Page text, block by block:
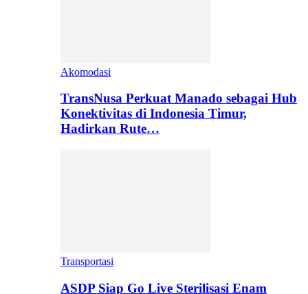
Akomodasi
TransNusa Perkuat Manado sebagai Hub
Konektivitas di Indonesia Timur,
Hadirkan Rute…
Transportasi
ASDP Siap Go Live Sterilisasi Enam